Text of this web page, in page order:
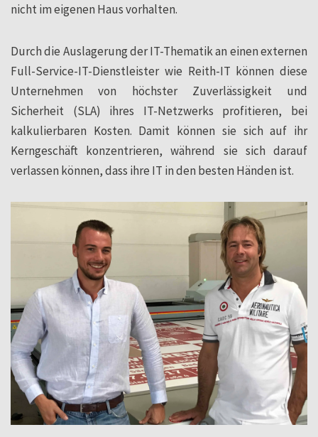
nicht im eigenen Haus vorhalten.
Durch die Auslagerung der IT-Thematik an einen externen
Full-Service-IT-Dienstleister wie Reith-IT können diese
Unternehmen von höchster Zuverlässigkeit und
Sicherheit (SLA) ihres IT-Netzwerks profitieren, bei
kalkulierbaren Kosten. Damit können sie sich auf ihr
Kerngeschäft konzentrieren, während sie sich darauf
verlassen können, dass ihre IT in den besten Händen ist.